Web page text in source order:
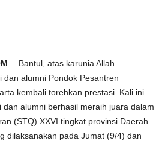
— Bantul, atas karunia Allah
dan alumni Pondok Pesantren
kembali torehkan prestasi. Kali ini
alumni berhasil meraih juara dalam
(STQ) XXVI tingkat provinsi Daerah
dilaksanakan pada Jumat (9/4) dan